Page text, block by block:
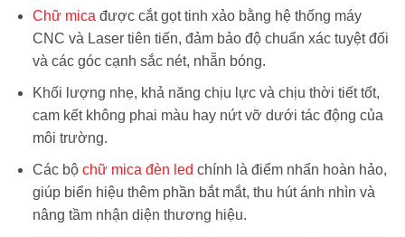
Chữ mica được cắt gọt tinh xảo bằng hệ thống máy
CNC và Laser tiên tiến, đảm bảo độ chuẩn xác tuyệt đối
và các góc cạnh sắc nét, nhẵn bóng.
Khối lượng nhẹ, khả năng chịu lực và chịu thời tiết tốt,
cam kết không phai màu hay nứt vỡ dưới tác động của
môi trường.
Các bộ chữ mica đèn led chính là điểm nhấn hoàn hảo,
giúp biển hiệu thêm phần bắt mắt, thu hút ánh nhìn và
nâng tầm nhận diện thương hiệu.